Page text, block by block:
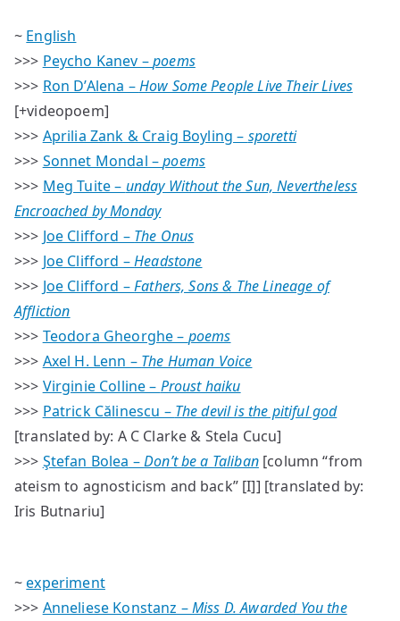
~ English
>>> Peycho Kanev –poems
>>> Ron D’Alena –How Some People Live Their Lives
[+videopoem]
>>> Aprilia Zank & Craig Boyling – sporetti
>>> Sonnet Mondal –poems
>>> Meg Tuite – unday Without the Sun, Nevertheless
Encroached by Monday
>>> Joe Clifford – The Onus
>>> Joe Clifford –Headstone
>>> Joe Clifford –Fathers, Sons & The Lineage of
Affliction
>>> Teodora Gheorghe – poems
>>> Axel H. Lenn – The Human Voice
>>> Virginie Colline – Proust haiku
>>> Patrick Călinescu – The devil is the pitiful god
[translated by: A C Clarke & Stela Cucu]
>>> Ştefan Bolea –Don’t be a Taliban[column “from
ateism to agnosticism and back” [I]] [translated by:
Iris Butnariu]
~experiment
>>> Anneliese Konstanz –Miss D. Awarded You the